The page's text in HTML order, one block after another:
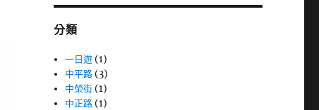
字:
分類
一日遊 (1)
中平路 (3)
中榮街 (1)
中正路 (1)